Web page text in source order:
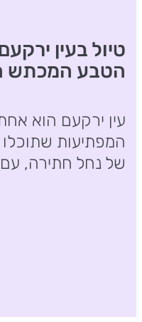
טיול בעין
הטבע המכתש
עין ירקעם הוא
המפתיעות
של נחל חתירה,